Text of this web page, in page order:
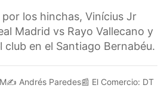
por los hinchas, Vinícius Jr
Madrid vs Rayo Vallecano y
club en el Santiago Bernabéu.
✍️ Andrés Paredes📰 El Comercio: DT